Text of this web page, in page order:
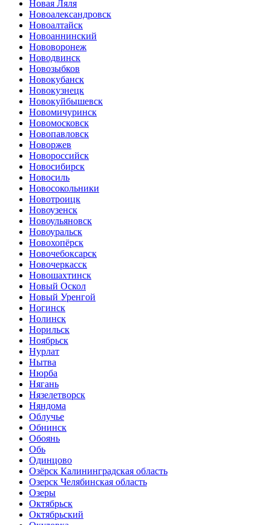
Новая Ляля
Новоалександровск
Новоалтайск
Новоаннинский
Нововоронеж
Новодвинск
Новозыбков
Новокубанск
Новокузнецк
Новокуйбышевск
Новомичуринск
Новомосковск
Новопавловск
Новоржев
Новороссийск
Новосибирск
Новосиль
Новосокольники
Новотроицк
Новоузенск
Новоульяновск
Новоуральск
Новохопёрск
Новочебоксарск
Новочеркасск
Новошахтинск
Новый Оскол
Новый Уренгой
Ногинск
Нолинск
Норильск
Ноябрьск
Нурлат
Нытва
Нюрба
Нягань
Нязелетворск
Няндома
Облучье
Обнинск
Обоянь
Обь
Одинцово
Озёрск Калининградская область
Озерск Челябинская область
Озеры
Октябрьск
Октябрьский